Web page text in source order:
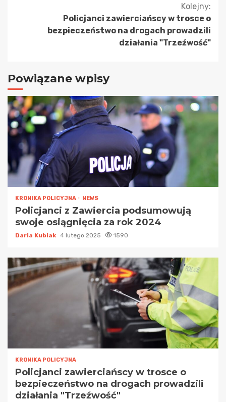
Kolejny:
Policjanci zawierciańscy w trosce o
bezpieczeństwo na drogach prowadzili
działania "Trzeźwość"
Powiązane wpisy
KRONIKA POLICYJNA NEWS
Policjanci z Zawiercia podsumowują
swoje osiągnięcia za rok 2024
Daria Kubiak 4 lutego 2025 1590
KRONIKA POLICYJNA
Policjanci zawierciańscy w trosce o
bezpieczeństwo na drogach prowadzili
działania "Trzeźwość"